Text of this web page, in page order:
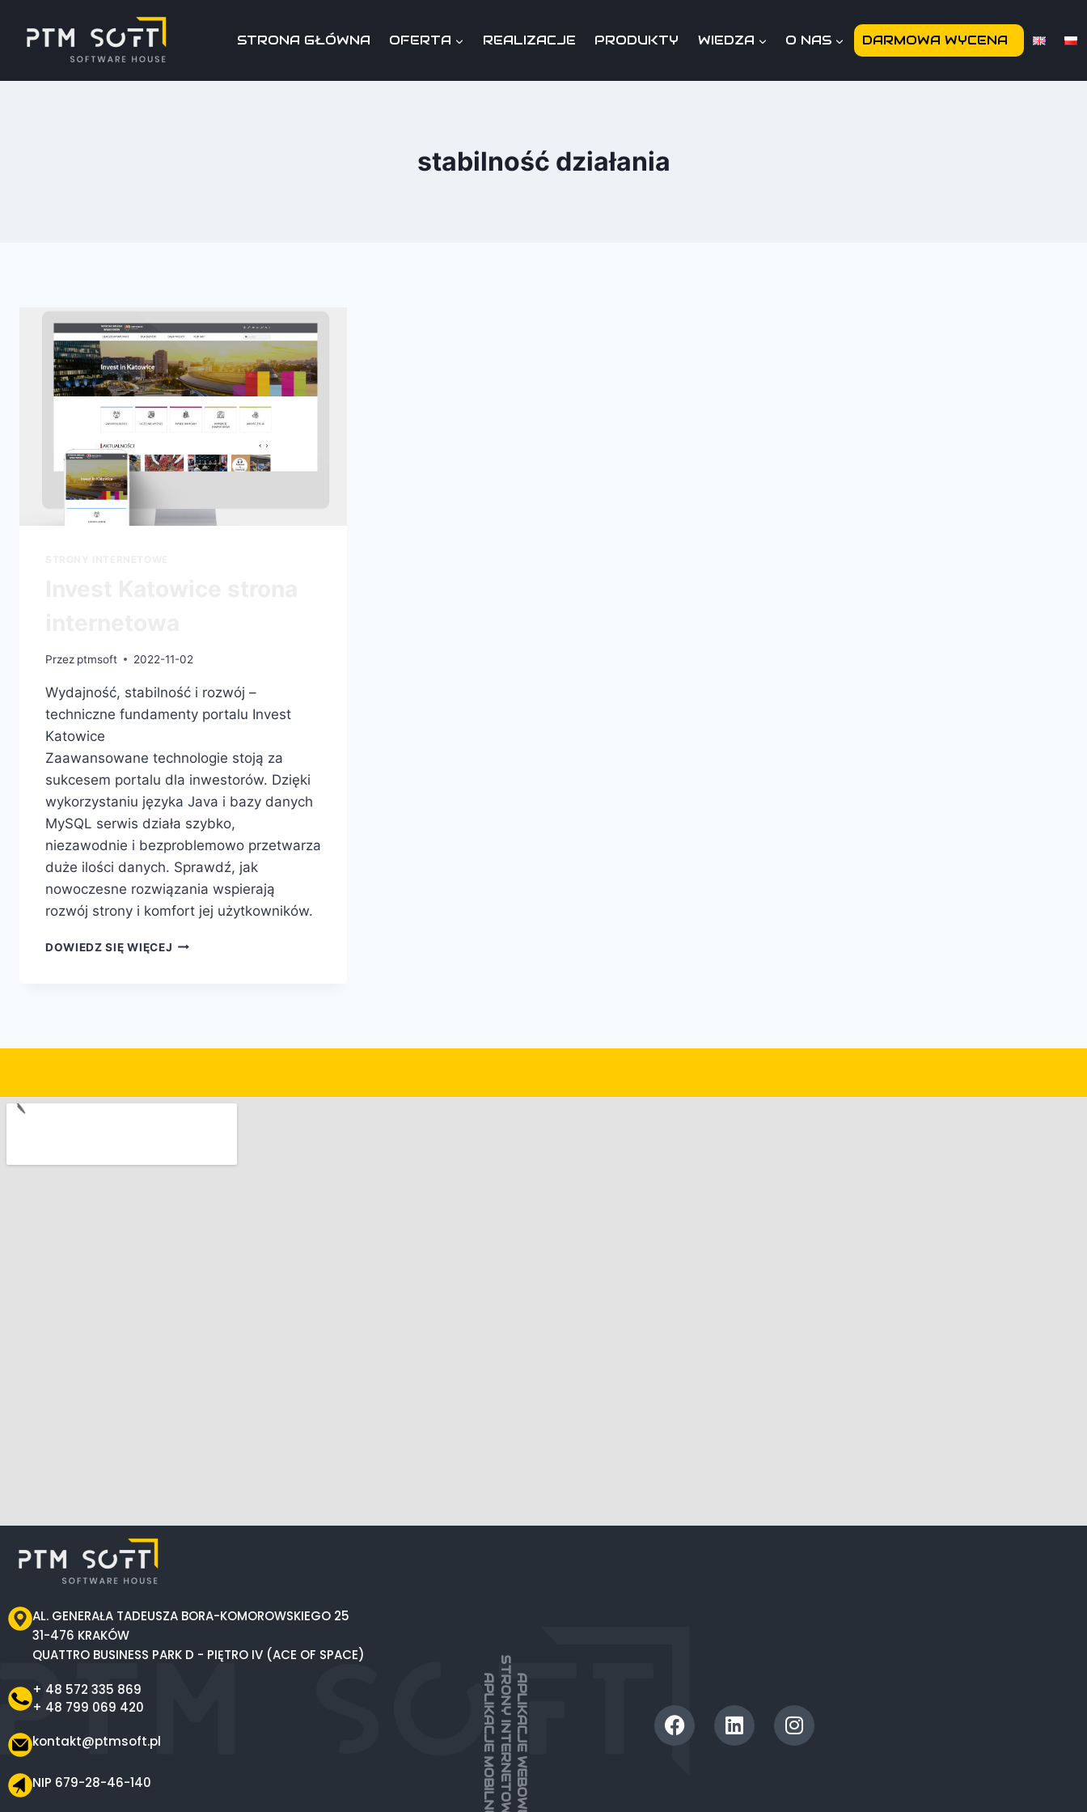
STRONA GŁÓWNA OFERTA REALIZACJE PRODUKTY WIEDZA O NAS DARMOWA WYCENA
stabilność działania
Przez ptmsoft 2022-11-02
Wydajność, stabilność i rozwój –
techniczne fundamenty portalu Invest
Katowice
Zaawansowane technologie stoją za
sukcesem portalu dla inwestorów. Dzięki
wykorzystaniu języka Java i bazy danych
MySQL serwis działa szybko,
niezawodnie i bezproblemowo przetwarza
duże ilości danych. Sprawdź, jak
nowoczesne rozwiązania wspierają
rozwój strony i komfort jej użytkowników.
DOWIEDZ SIĘ WIĘCEJ
AL. GENERAŁA TADEUSZA BORA-KOMOROWSKIEGO 25
31-476 KRAKÓW
QUATTRO BUSINESS PARK D - PIĘTRO IV (ACE OF SPACE)
+ 48 572 335 869
+ 48 799 069 420
kontakt@ptmsoft.pl
NIP 679-28-46-140 APLIKACJE MOBILNESTRONY INTERNETOWEAPLIKACJE WEBOWE